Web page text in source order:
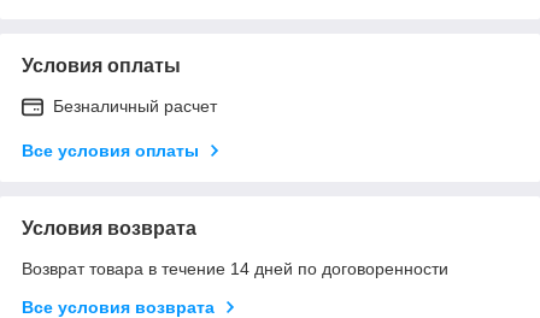
Условия оплаты
Безналичный расчет
Все условия оплаты
Условия возврата
Возврат товара в течение 14 дней по договоренности
Все условия возврата